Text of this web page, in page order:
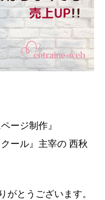
ージ制作』
クール』主宰の 西秋
がとうございます。